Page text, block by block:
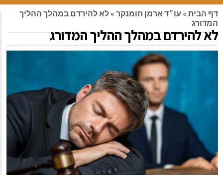
דף הבית » עו״ד ארמן חומנקר » לא להירדם במהלך ההליך
המדורג
לא להירדם במהלך ההליך המדורג